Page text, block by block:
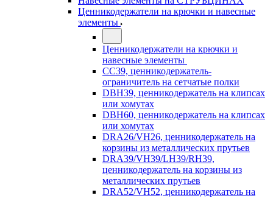
Ценникодержатели на крючки и навесные
элементы
Ценникодержатели на крючки и
навесные элементы
CC39, ценникодержатель-
ограничитель на сетчатые полки
DBH39, ценникодержатель на клипсах
или хомутах
DBH60, ценникодержатель на клипсах
или хомутах
DRA26/VH26, ценникодержатель на
корзины из металлических прутьев
DRA39/VH39/LH39/RH39,
ценникодержатель на корзины из
металлических прутьев
DRA52/VH52, ценникодержатель на